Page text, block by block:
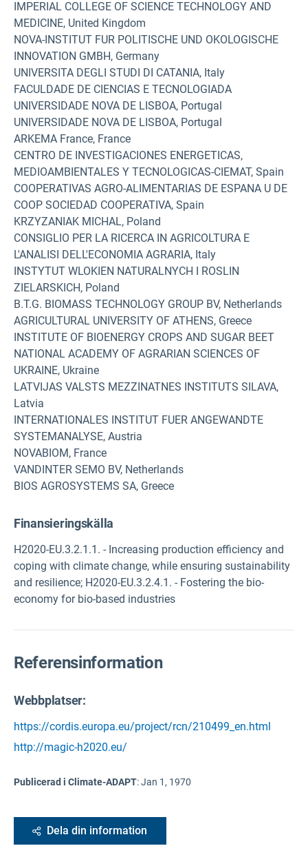
IMPERIAL COLLEGE OF SCIENCE TECHNOLOGY AND
MEDICINE, United Kingdom
NOVA-INSTITUT FUR POLITISCHE UND OKOLOGISCHE
INNOVATION GMBH, Germany
UNIVERSITA DEGLI STUDI DI CATANIA, Italy
FACULDADE DE CIENCIAS E TECNOLOGIADA
UNIVERSIDADE NOVA DE LISBOA, Portugal
UNIVERSIDADE NOVA DE LISBOA, Portugal
ARKEMA France, France
CENTRO DE INVESTIGACIONES ENERGETICAS,
MEDIOAMBIENTALES Y TECNOLOGICAS-CIEMAT, Spain
COOPERATIVAS AGRO-ALIMENTARIAS DE ESPANA U DE
COOP SOCIEDAD COOPERATIVA, Spain
KRZYZANIAK MICHAL, Poland
CONSIGLIO PER LA RICERCA IN AGRICOLTURA E
L'ANALISI DELL'ECONOMIA AGRARIA, Italy
INSTYTUT WLOKIEN NATURALNYCH I ROSLIN
ZIELARSKICH, Poland
B.T.G. BIOMASS TECHNOLOGY GROUP BV, Netherlands
AGRICULTURAL UNIVERSITY OF ATHENS, Greece
INSTITUTE OF BIOENERGY CROPS AND SUGAR BEET
NATIONAL ACADEMY OF AGRARIAN SCIENCES OF
UKRAINE, Ukraine
LATVIJAS VALSTS MEZZINATNES INSTITUTS SILAVA,
Latvia
INTERNATIONALES INSTITUT FUER ANGEWANDTE
SYSTEMANALYSE, Austria
NOVABIOM, France
VANDINTER SEMO BV, Netherlands
BIOS AGROSYSTEMS SA, Greece
Finansieringskälla
H2020-EU.3.2.1.1. - Increasing production efficiency and
coping with climate change, while ensuring sustainability
and resilience; H2020-EU.3.2.4.1. - Fostering the bio-
economy for bio-based industries
Referensinformation
Webbplatser:
https://cordis.europa.eu/project/rcn/210499_en.html
http://magic-h2020.eu/
Publicerad i Climate-ADAPT:Jan 1, 1970
Dela din information